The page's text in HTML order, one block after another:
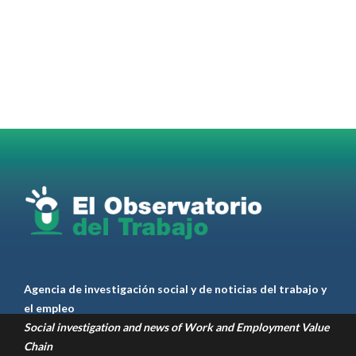
RT@casdcamioneros
1 1 Twitter
Agencia de investigación social y de noticias del trabajo y
el empleo
Social investigation and news of Work and Employment Value
Chain